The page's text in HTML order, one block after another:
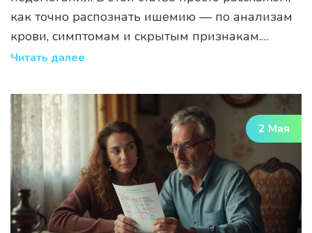
как точно распознать ишемию — по анализам
крови, симптомам и скрытым признакам.
Затронем самые важные показатели, на
что обратить внимание в повседневной жизни.
Приведём конкретные советы, чтобы не
пропустить серьёзное заболевание. Поговорим
о практических шагах — что делать, если
заподозрили неладное.
Читать далее
2 Мая